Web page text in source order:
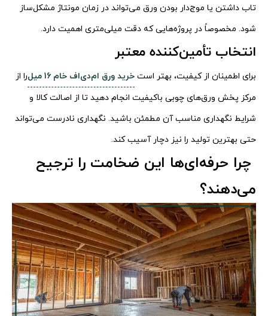
تاب داشتن یا موج‌دار بودن ورق می‌تواند در زمان مونتاژ مشکل‌ساز
شود. مخصوصاً در پروژه‌هایی که دقت میلی‌متری اهمیت دارد.
انتخاب تأمین‌کننده معتبر
برای اطمینان از کیفیت، بهتر است خرید ورق ام‌دی‌اف خام 16 میل
را از
مرکز پخش ورق‌های چوبی باکیفیت انجام دهید تا از اصالت کالا و
شرایط نگهداری مناسب آن مطمئن باشید. نگهداری نادرست می‌تواند
حتی بهترین تولید را نیز دچار آسیب کند.
چرا حرفه‌ای‌ها این ضخامت را ترجیح
می‌دهند؟